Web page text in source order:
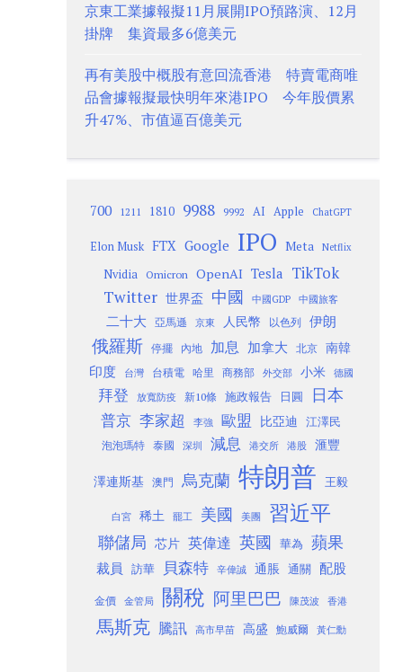
京東工業據報擬11月展開IPO預路演、12月
掛牌 集資最多6億美元
再有美股中概股有意回流香港 特賣電商唯
品會據報擬最快明年來港IPO 今年股價累
升47%、市值逼百億美元
700 1211 1810 9988 9992 AI Apple ChatGPT
Elon Musk FTX Google IPO Meta Netflix
Nvidia Omicron OpenAI Tesla TikTok
Twitter 世界盃 中國 中國GDP 中國旅客
二十大 亞馬遜 京東 人民幣 以色列 伊朗
俄羅斯 停擺 內地 加息 加拿大 北京
南韓
印度
台灣 台積電 哈里 商務部 外交部 小米 德國
拜登 放寬防疫 新10條 施政報告 日圓 日本
普京 李家超 李強 歐盟 比亞迪 江澤民
泡泡瑪特 泰國 深圳 減息 港交所 港股 滙豐
澤連斯基 澳門 烏克蘭 特朗普 王毅
白宮 稀土 罷工 美國 美團 習近平
聯儲局 芯片 英偉達 英國 華為 蘋果
裁員 訪華 貝森特 辛偉誠 通脹 通關 配股
金價 金管局 關稅 阿里巴巴 陳茂波 香港
馬斯克 騰訊 高市早苗 高盛 鮑威爾 黃仁勳